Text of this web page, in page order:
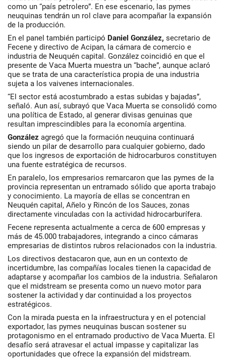
como un “país petrolero”. En ese escenario, las pymes
neuquinas tendrán un rol clave para acompañar la expansión
de la producción.
En el panel también participó Daniel González, secretario de
Fecene y directivo de Acipan, la cámara de comercio e
industria de Neuquén capital. González coincidió en que el
presente de Vaca Muerta muestra un “bache”, aunque aclaró
que se trata de una característica propia de una industria
sujeta a los vaivenes internacionales.
“El sector está acostumbrado a estas subidas y bajadas”,
señaló. Aun así, subrayó que Vaca Muerta se consolidó como
una política de Estado, al generar divisas genuinas que
resultan imprescindibles para la economía argentina.
González agregó que la formación neuquina continuará
siendo un pilar de desarrollo para cualquier gobierno, dado
que los ingresos de exportación de hidrocarburos constituyen
una fuente estratégica de recursos.
En paralelo, los empresarios remarcaron que las pymes de la
provincia representan un entramado sólido que aporta trabajo
y conocimiento. La mayoría de ellas se concentran en
Neuquén capital, Añelo y Rincón de los Sauces, zonas
directamente vinculadas con la actividad hidrocarburífera.
Fecene representa actualmente a cerca de 600 empresas y
más de 45.000 trabajadores, integrando a cinco cámaras
empresarias de distintos rubros relacionados con la industria.
Los directivos destacaron que, aun en un contexto de
incertidumbre, las compañías locales tienen la capacidad de
adaptarse y acompañar los cambios de la industria. Señalaron
que el midstream se presenta como un nuevo motor para
sostener la actividad y dar continuidad a los proyectos
estratégicos.
Con la mirada puesta en la infraestructura y en el potencial
exportador, las pymes neuquinas buscan sostener su
protagonismo en el entramado productivo de Vaca Muerta. El
desafío será atravesar el actual impasse y capitalizar las
oportunidades que ofrece la expansión del midstream.